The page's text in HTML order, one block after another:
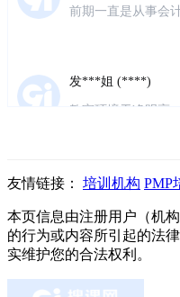
然的机会听了一次
教室环境干净明亮
很有耐心，零基础
质量:杠杠的 服务:
透彻 价格:价格还
枕*****醒 (****)
预约了一节实操试
友情链接： 培训机构 PMP
本页信息由注册用户（机
的行为或内容所引起的法
实维护您的合法权利。